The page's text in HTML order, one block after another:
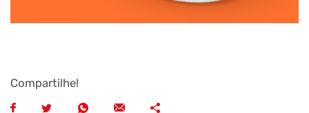
Compartilhe!